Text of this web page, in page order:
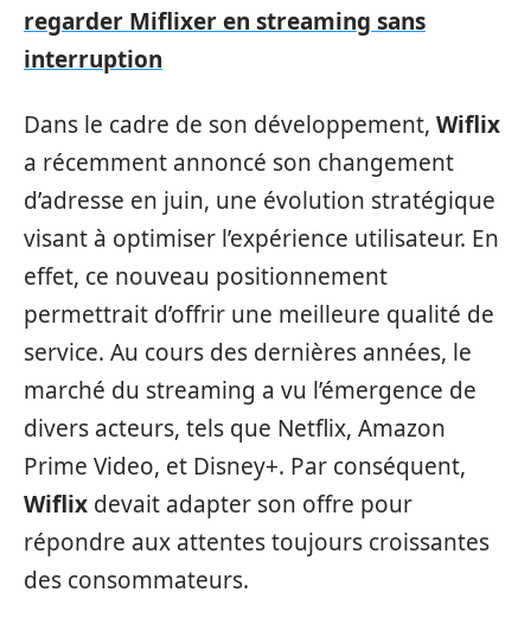
regarder Miflixer en streaming sans
interruption
Dans le cadre de son développement, Wiflix
a récemment annoncé son changement
d’adresse en juin, une évolution stratégique
visant à optimiser l’expérience utilisateur. En
effet, ce nouveau positionnement
permettrait d’offrir une meilleure qualité de
service. Au cours des dernières années, le
marché du streaming a vu l’émergence de
divers acteurs, tels que Netflix, Amazon
Prime Video, et Disney+. Par conséquent,
Wiflix devait adapter son offre pour
répondre aux attentes toujours croissantes
des consommateurs.